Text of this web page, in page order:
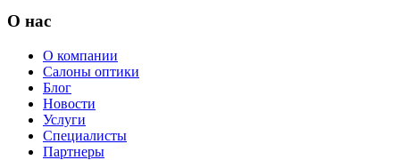
О нас
О компании
Салоны оптики
Блог
Новости
Услуги
Специалисты
Партнеры